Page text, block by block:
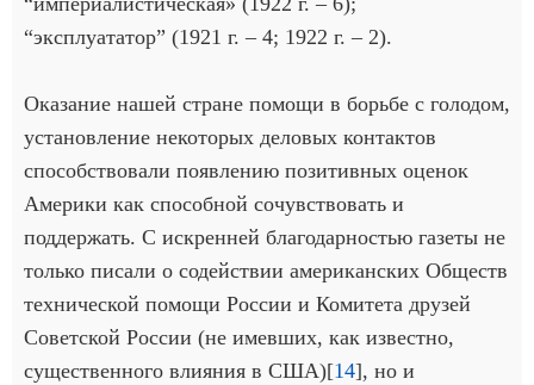
“эксплуататор” (1921 г. – 4; 1922 г. – 2).
Оказание нашей стране помощи в борьбе с голодом,
установление некоторых деловых контактов
способствовали появлению позитивных оценок
Америки как способной сочувствовать и
поддержать. С искренней благодарностью газеты не
только писали о содействии американских Обществ
технической помощи России и Комитета друзей
Советской России (не имевших, как известно,
существенного влияния в США)[14], но и